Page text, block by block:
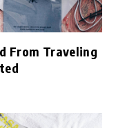
From Traveling